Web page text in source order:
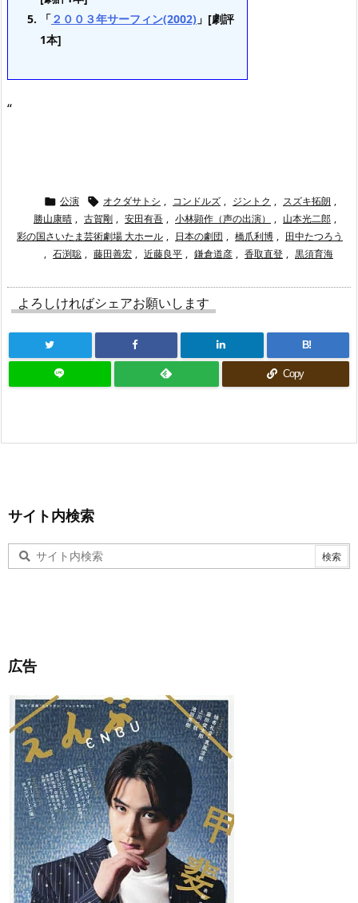
「２００３年サーフィン(2002) 」[劇評
1本]
“
 公演  オクダサトシ , コンドルズ , ジントク , スズキ拓朗 ,
勝山康晴 , 古賀剛 , 安田有吾 , 小林顕作（声の出演） , 山本光二郎 ,
彩の国さいたま芸術劇場 大ホール , 日本の劇団 , 橋爪利博 , 田中たつろう
, 石渕聡 , 藤田善宏 , 近藤良平 , 鎌倉道彦 , 香取直登 , 黒須育海
よろしければシェアお願いします
B!
Copy
サイト内検索
広告